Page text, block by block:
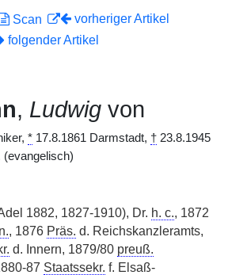
Scan
vorheriger Artikel
folgender Artikel
, Ludwig von
* 17.8.1861 Darmstadt, † 23.8.1945
(evangelisch)
1882, 1827-1910), Dr. h. c., 1872
, 1876 Präs. d. Reichskanzleramts,
d. Innern, 1879/80 preuß.
87 Staatssekr. f. Elsaß-